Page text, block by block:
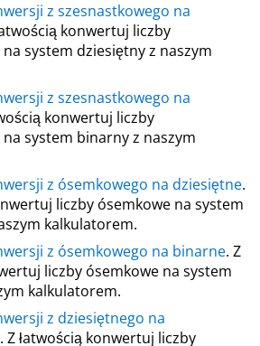
z szesnastkowego na
konwertuj liczby
system dziesiętny z naszym
z szesnastkowego na
konwertuj liczby
system binarny z naszym
z ósemkowego na dziesiętne.
liczby ósemkowe na system
kalkulatorem.
z ósemkowego na binarne. Z
liczby ósemkowe na system
kalkulatorem.
z dziesiętnego na
. Z łatwością konwertuj liczby